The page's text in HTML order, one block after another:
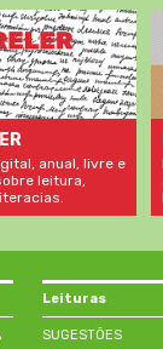
anual, livre e
leitura,
Leituras
SUGESTÕES